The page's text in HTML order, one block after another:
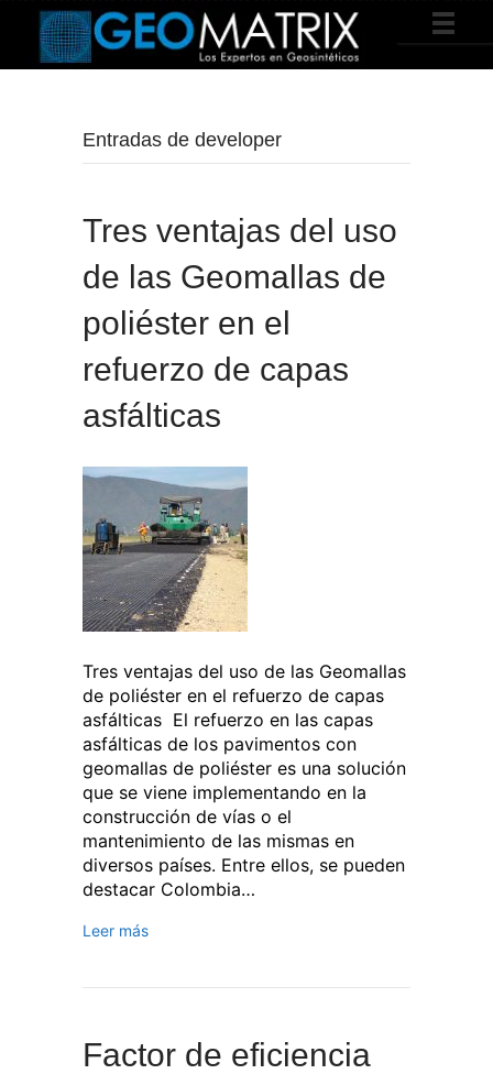
Entradas de developer
Tres ventajas del uso
de las Geomallas de
poliéster en el
refuerzo de capas
asfálticas
Tres ventajas del uso de las Geomallas
de poliéster en el refuerzo de capas
asfálticas El refuerzo en las capas
asfálticas de los pavimentos con
geomallas de poliéster es una solución
que se viene implementando en la
construcción de vías o el
mantenimiento de las mismas en
diversos países. Entre ellos, se pueden
destacar Colombia…
Leer más
Factor de eficiencia